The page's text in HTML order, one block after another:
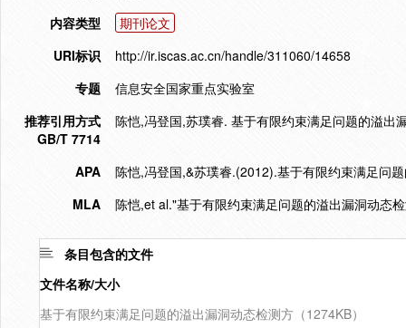
内容类型
期刊论文
URI标识
http://ir.iscas.ac.cn/handle/311060/14658
专题
信息安全国家重点实验室
推荐引用方式
GB/T 7714
陈恺,冯登国,苏璞睿. 基于有限约束满足问题的溢
APA
陈恺,冯登国,&苏璞睿.(2012).基于有限约束满足问
MLA
陈恺,et al."基于有限约束满足问题的溢出漏洞动态
条目包含的文件
文件名称/大小
基于有限约束满足问题的溢出漏洞动态检测方（1274KB）